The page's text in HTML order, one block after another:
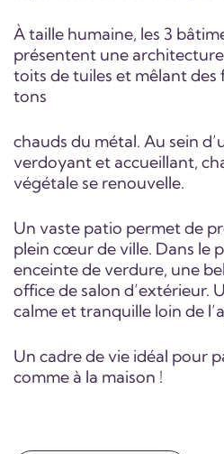
À taille humaine, les 3
présentent une
toits de tuiles et mêlant des
tons
chauds du métal. Au sein
verdoyant et accueillant,
végétale se renouvelle.
Un vaste patio permet de
plein cœur de ville. Dans le
enceinte de verdure, une
office de salon d’extérieur.
calme et tranquille loin de
Un cadre de vie idéal pour
comme à la maison !